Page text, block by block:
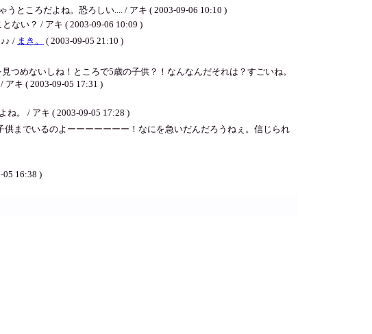
ところだよね。恐ろしい.... / アキ ( 2003-09-06 10:10 )
ない？ / アキ ( 2003-09-06 10:09 )
/ まき。
( 2003-09-05 21:10 )
めないしね！ところで5歳の子供？！なんなんだそれは？すごいね。
キ ( 2003-09-05 17:31 )
。 / アキ ( 2003-09-05 17:28 )
までいるのよーーーーーーー！なにを急いだんだろうねぇ。信じられ
05 16:38 )